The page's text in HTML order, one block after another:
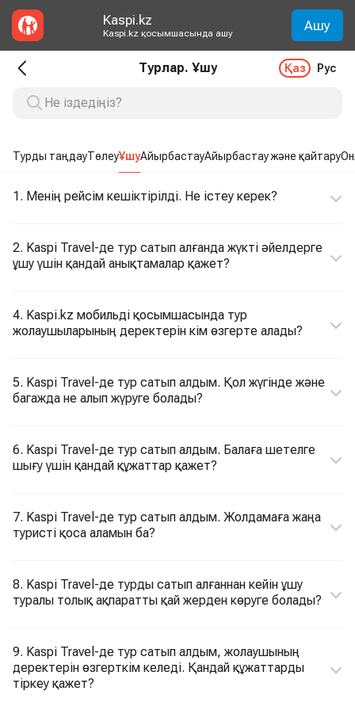
Kaspi.kz
Kaspi.kz қосымшасында ашу Ашу
Турлар. Ұшу Қаз Рус
Турды таңдауТөлеуҰшуАйырбастауАйырбастау және қайтару
1. Менің рейсім кешіктірілді. Не істеу керек?
2. Kaspi Travel-де тур сатып алғанда жүкті әйелдерге
ұшу үшін қандай анықтамалар қажет?
4. Kaspi.kz мобильді қосымшасында тур
жолаушыларының деректерін кім өзгерте алады?
5. Kaspi Travel-де тур сатып алдым. Қол жүгінде және
багажда не алып жүруге болады?
6. Kaspi Travel-де тур сатып алдым. Балаға шетелге
шығу үшін қандай құжаттар қажет?
7. Kaspi Travel-де тур сатып алдым. Жолдамаға жаңа
туристі қоса аламын ба?
8. Kaspi Travel-де турды сатып алғаннан кейін ұшу
туралы толық ақпаратты қай жерден көруге болады?
9. Kaspi Travel-де тур сатып алдым, жолаушының
деректерін өзгерткім келеді. Қандай құжаттарды
тіркеу қажет?